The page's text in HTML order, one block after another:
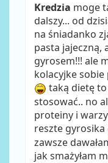
Kredzia moge
dalszy... od
na śniadanko
pasta jajeczną,
gyrosem!!! ale
kolacyjke
taką dietę
stosować.. no
proteiny i
reszte gyrosika
zawsze
jak smażyłam